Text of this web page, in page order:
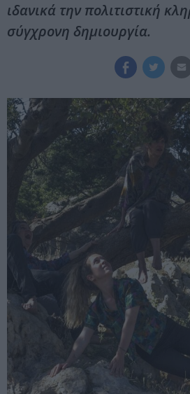
ιδανικά την πολιτιστική
σύγχρονη δημιουργία.